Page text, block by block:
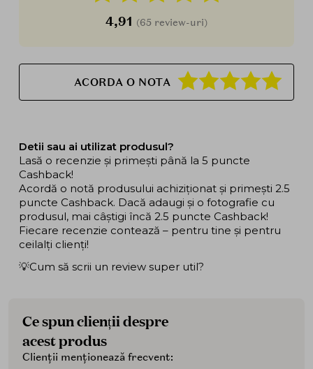
4,91 (65 review-uri)
ACORDA O NOTA
Detii sau ai utilizat produsul?
Lasă o recenzie și primești până la 5 puncte
Cashback!
Acordă o notă produsului achiziționat și primești 2.5
puncte Cashback. Dacă adaugi și o fotografie cu
produsul, mai câștigi încă 2.5 puncte Cashback!
Fiecare recenzie contează – pentru tine și pentru
ceilalți clienți!
💡Cum să scrii un review super util?
Ce spun clienții despre
acest produs
Clienții menționează frecvent: